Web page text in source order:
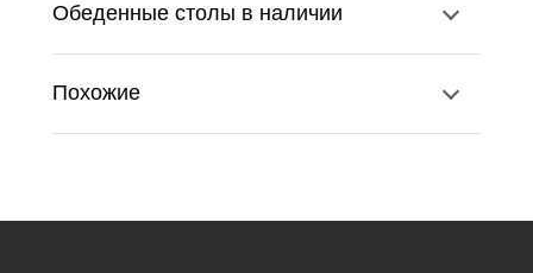
Обеденные столы в наличии
Похожие